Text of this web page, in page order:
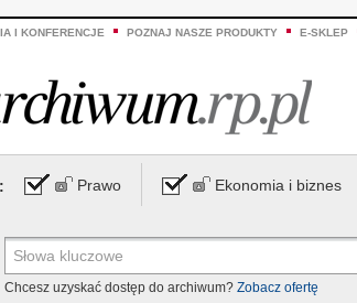
I KONFERENCJE POZNAJ NASZE PRODUKTY E-SKLEP
Prawo Ekonomia i biznes
Chcesz uzyskać dostęp do archiwum? Zobacz ofertę